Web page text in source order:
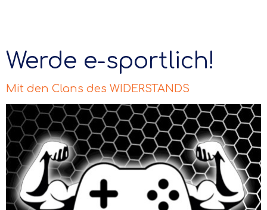
Werde e-sportlich!
Mit den Clans des WIDERSTANDS